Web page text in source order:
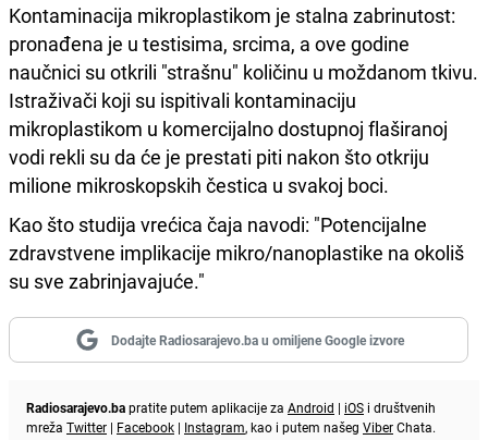
Kontaminacija mikroplastikom je stalna zabrinutost:
pronađena je u testisima, srcima, a ove godine
naučnici su otkrili "strašnu" količinu u moždanom tkivu.
Istraživači koji su ispitivali kontaminaciju
mikroplastikom u komercijalno dostupnoj flaširanoj
vodi rekli su da će je prestati piti nakon što otkriju
milione mikroskopskih čestica u svakoj boci.
Kao što studija vrećica čaja navodi: "Potencijalne
zdravstvene implikacije mikro/nanoplastike na okoliš
su sve zabrinjavajuće."
Dodajte Radiosarajevo.ba u omiljene Google izvore
Radiosarajevo.bapratite putem aplikacije za Android | iOS i društvenih
mreža Twitter | Facebook | Instagram, kao i putem našeg ViberChata.